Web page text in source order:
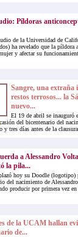
Píldoras
de la Universidad de
ha revelado que la píldora
y afectar su
Sangre, una extraña
restos terrosos... la
nuevo...
El 19 de abril se inauguró
del bicentenario del
y tres días antes de la
a Alessandro
la pila...
hoy su Doodle (logotipo)
del nacimiento de
producir por primera vez
de la UCAM hallan
de...